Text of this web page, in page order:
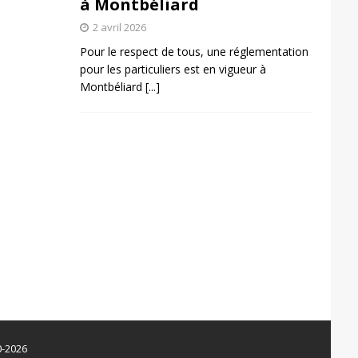
à Montbéliard
2 avril 2026
Pour le respect de tous, une réglementation
pour les particuliers est en vigueur à
Montbéliard [...]
2026